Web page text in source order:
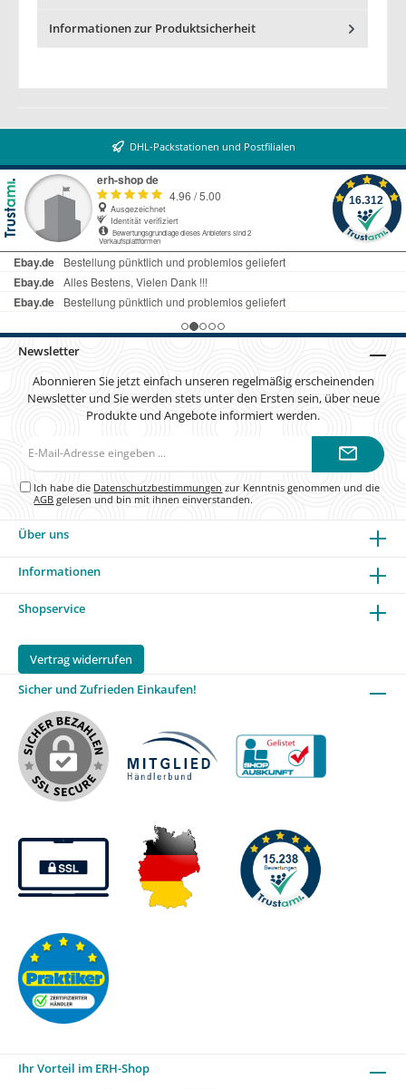
Informationen zur Produktsicherheit
DHL-Packstationen und Postfilialen
Newsletter
Abonnieren Sie jetzt einfach unseren regelmäßig erscheinenden
Newsletter und Sie werden stets unter den Ersten sein, über neue
Produkte und Angebote informiert werden.
Ich habe die Datenschutzbestimmungen zur Kenntnis genommen und die
AGB gelesen und bin mit ihnen einverstanden.
Über uns
Informationen
Shopservice
Vertrag widerrufen
Sicher und Zufrieden Einkaufen!
Ihr Vorteil im ERH-Shop